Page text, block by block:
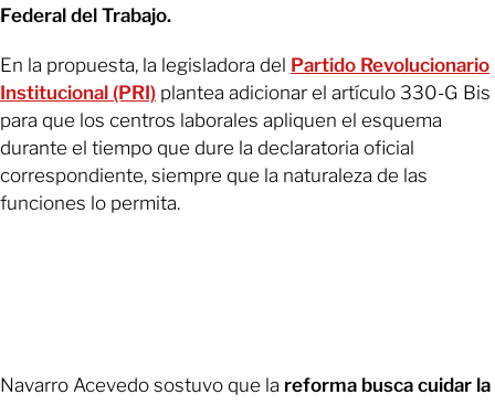
Federal del Trabajo.
En la propuesta, la legisladora del Partido Revolucionario
Institucional (PRI) plantea adicionar el artículo 330-G Bis
para que los centros laborales apliquen el esquema
durante el tiempo que dure la declaratoria oficial
correspondiente, siempre que la naturaleza de las
funciones lo permita.
Navarro Acevedo sostuvo que la reforma busca cuidar la